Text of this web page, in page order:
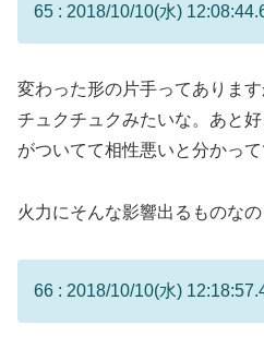
65 : 2018/10/10(水)
変わった形の片手ってあります
チュクチュクみたいな。あと
がついてて相性悪いと分かっ
火力にそんな影響出るものなの
66 : 2018/10/10(水)